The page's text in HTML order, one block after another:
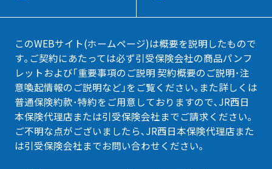
このWEBサイト(ホームページ)は概要を説明したもので
す｡ご契約にあたっては必ず引受保険会社の商品パンフ
レットおよび｢重要事項のご説明 契約概要のご説明･注
意喚起情報のご説明など｣をご覧ください｡また詳しくは
普通保険約款･特約をご用意しておりますので､JR西日
本保険代理店または引受保険会社までご請求ください｡
ご不明な点がございましたら､JR西日本保険代理店また
は引受保険会社までお問い合わせください｡